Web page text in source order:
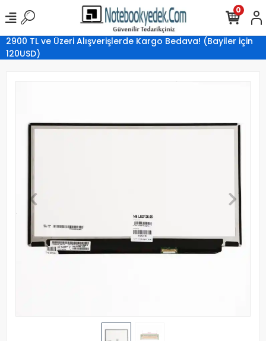
2900 TL ve Üzeri Alışverişlerde Kargo Bedava! (Bayiler için
120USD)
0